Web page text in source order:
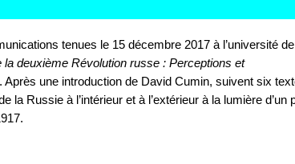
XXe siècle
Autres civilisations
tenues le 15 décembre 2017 à l’université
la deuxième Révolution russe : Perceptions et
. Après une introduction de David Cumin, suivent six
la Russie à l’intérieur et à l’extérieur à la lumière d’un